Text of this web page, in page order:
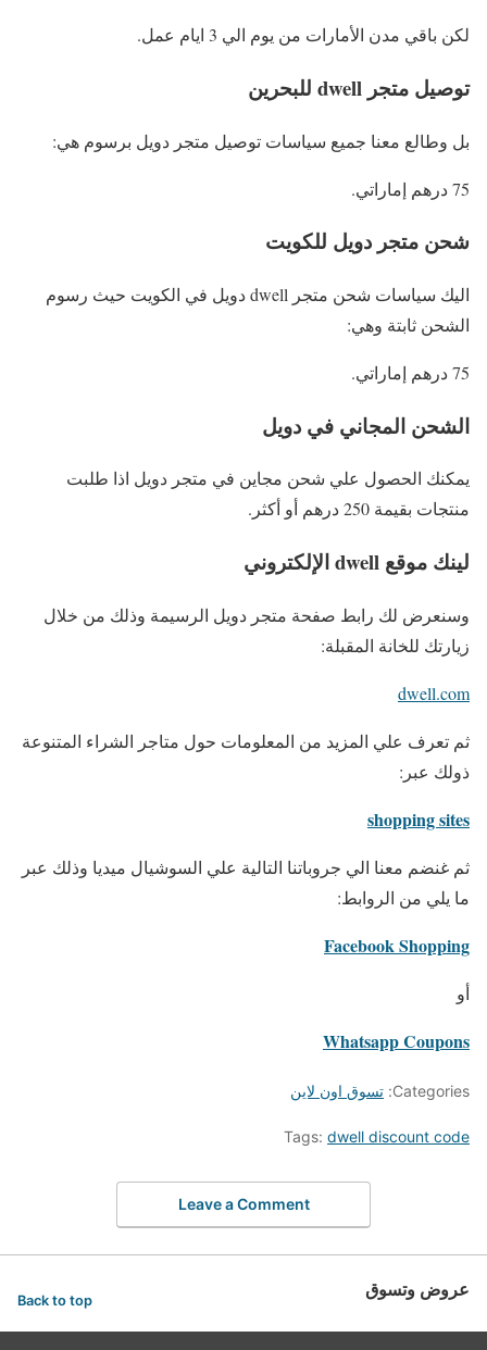
لكن باقي مدن الأمارات من يوم الي 3 ايام عمل.
توصيل متجر dwell للبحرين
بل وطالع معنا جميع سياسات توصيل متجر دويل برسوم هي:
75 درهم إماراتي.
شحن متجر دويل للكويت
اليك سياسات شحن متجر dwell دويل في الكويت حيث رسوم
الشحن ثابتة وهي:
75 درهم إماراتي.
الشحن المجاني في دويل
يمكنك الحصول علي شحن مجاين في متجر دويل اذا طلبت
منتجات بقيمة 250 درهم أو أكثر.
لينك موقع dwell الإلكتروني
وسنعرض لك رابط صفحة متجر دويل الرسيمة وذلك من خلال
زيارتك للخانة المقبلة:
dwell.com
ثم تعرف علي المزيد من المعلومات حول متاجر الشراء المتنوعة
ذولك عبر:
shopping sites
ثم غنضم معنا الي جروباتنا التالية علي السوشيال ميديا وذلك عبر
ما يلي من الروابط:
Facebook Shopping
أو
Whatsapp Coupons
Categories: تسوق اون لاين
Tags: dwell discount code
Leave a Comment
عروض وتسوق Back to top